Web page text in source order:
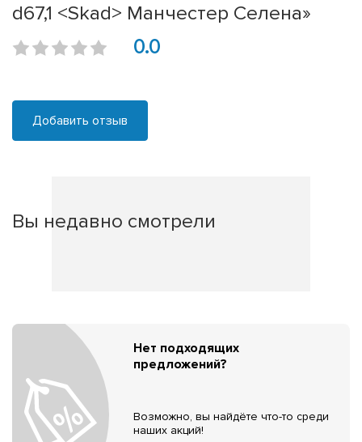
d67,1 <Skad> Манчестер Селена»
0.0
Добавить отзыв
Вы недавно смотрели
Нет подходящих
предложений?
Возможно, вы найдёте что-то среди
наших акций!